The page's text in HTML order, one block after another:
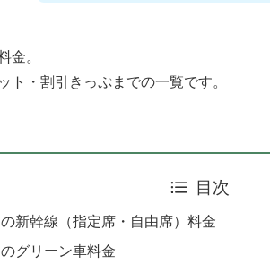
金。
ト・割引きっぷまでの一覧です。
目次
新幹線（指定席・自由席）料金
グリーン車料金